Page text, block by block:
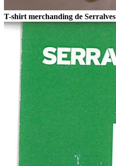
T-shirt merchanding de Serralves